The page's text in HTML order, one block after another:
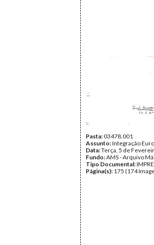
Pasta:03478.001
Assunto:Integração
Data:Terça, 5 de
Fundo:AMS - Arquivo
Tipo Documental:
Página(s): 175 (174